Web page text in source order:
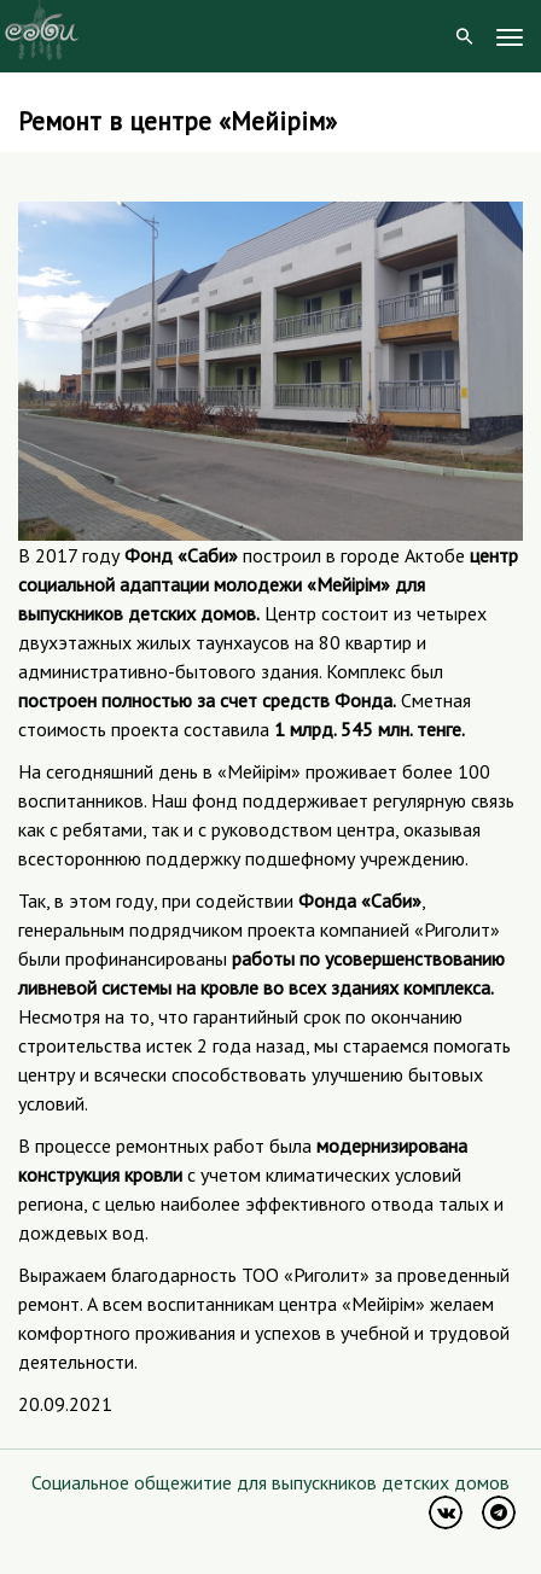
SkipРемонт в центре «Мейірім»
В 2017 годуФонд «Саби» построил в городе Актобе центр
социальной адаптации молодежи «Мейірім» для
выпускников детских домов. Центр состоит из четырех
двухэтажных жилых таунхаусов на 80 квартир и
административно-бытового здания. Комплекс был
построен полностью за счет средств Фонда. Сметная
стоимость проекта составила 1 млрд. 545 млн. тенге.
На сегодняшний день в «Мейірім» проживает более 100
воспитанников. Наш фонд поддерживает регулярную связь
как с ребятами, так и с руководством центра, оказывая
всестороннюю поддержку подшефному учреждению.
Так, в этом году, при содействии Фонда «Саби»,
генеральным подрядчиком проекта компанией «Риголит»
были профинансированы работы по усовершенствованию
ливневой системы на кровле во всех зданиях комплекса.
Несмотря на то, что гарантийный срок по окончанию
строительства истек 2 года назад, мы стараемся помогать
центру и всячески способствовать улучшению бытовых
условий.
В процессе ремонтных работ была модернизирована
конструкция кровли с учетом климатических условий
региона, с целью наиболее эффективного отвода талых и
дождевых вод.
Выражаем благодарность ТОО «Риголит» за проведенный
ремонт. А всем воспитанникам центра «Мейірім» желаем
комфортного проживания и успехов в учебной и трудовой
деятельности.
20.09.2021
Социальное общежитие для выпускников детских домов